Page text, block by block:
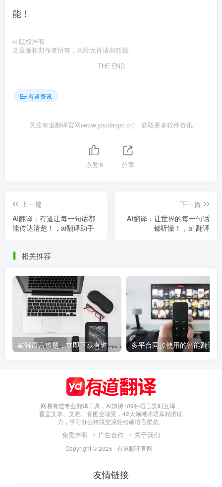
能！
© 版权声明
文章版权归作者所有，未经允许请勿转载。
THE END
有道资讯
关注有道翻译官网(www.youdaopc.cn)，获取更多软件资讯
点赞6 分享
上一篇
AI翻译：有道让每一句话都
能传达清楚！，ai翻译助手
下一篇
AI翻译：让世界的每一句话
都听懂！，ai 翻译
相关推荐
破解语言难题，立即下载有道翻译，有道翻译软件
网易有道专业翻译工具，AI加持109种语言实时互译，
覆盖文本、文档、音图全场景，42大领域术语库精准助
力，学习办公跨境交流轻松破语言壁垒。
免责声明 广告合作 关于我们
Copyright © 2025 · 有道翻译官网 ·
友情链接